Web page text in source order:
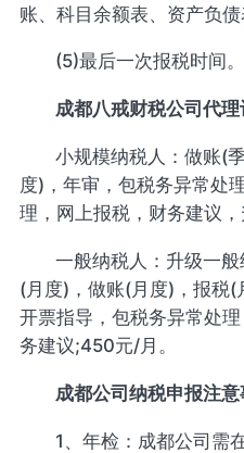
账、科目余额表、资产负
(5)最后一次报税时间。
成都八戒财税公司代理
小规模纳税人：做账(
度)，年审，包税务异常处
理，网上报税，财务建议
一般纳税人：升级一
(月度)，做账(月度)，报税(
开票指导，包税务异常处
务建议;450元/月。
成都公司纳税申报注
1、年检：成都公司需